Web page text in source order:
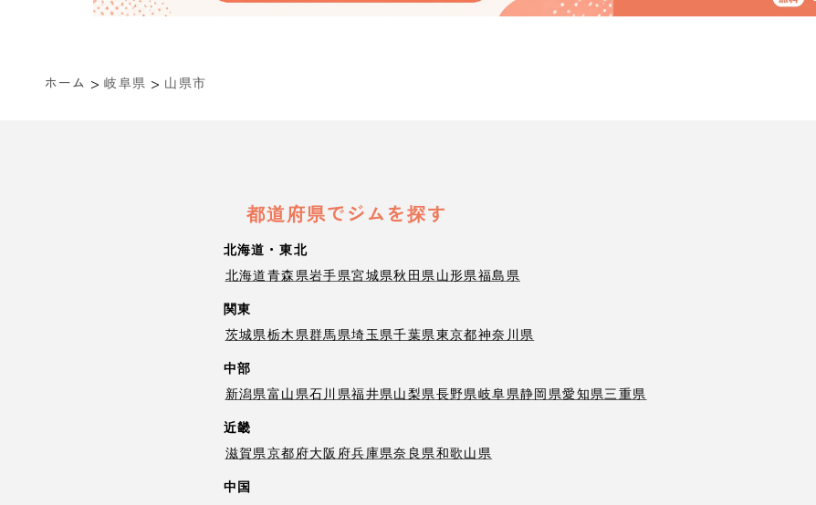
ホーム > 岐阜県 > 山県市
都道府県でジムを探す
北海道・東北
北海道青森県岩手県宮城県秋田県山形県福島県
関東
茨城県栃木県群馬県埼玉県千葉県東京都神奈川県
中部
新潟県富山県石川県福井県山梨県長野県岐阜県静岡県愛知県三重県
近畿
滋賀県京都府大阪府兵庫県奈良県和歌山県
中国